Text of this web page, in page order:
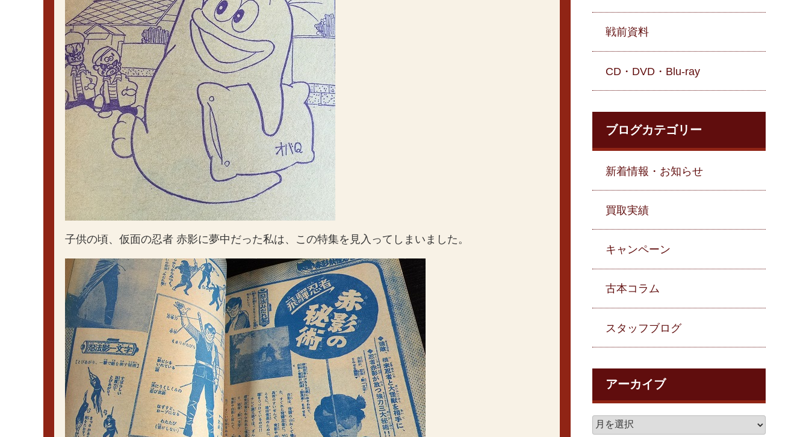
子供の頃、仮面の忍者 赤影に夢中だった私は、この特集を見入ってしまいました。
戦前資料
CD・DVD・Blu-ray
ブログカテゴリー
新着情報・お知らせ
買取実績
キャンペーン
古本コラム
スタッフブログ
アーカイブ